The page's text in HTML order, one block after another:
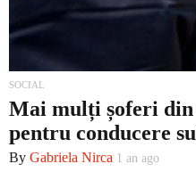
SOCIAL
Mai mulți șoferi
pentru conducere
By Gabriela Nirca 1 an ago